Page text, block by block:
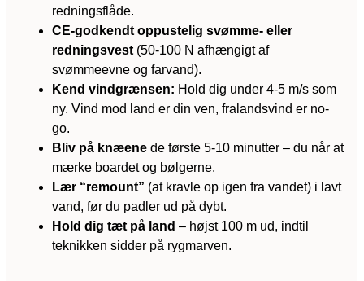
redningsflåde.
CE-godkendt oppustelig svømme- eller
redningsvest(50-100 N afhængigt af
svømmeevne og farvand).
Kend vindgrænsen: Hold dig under 4-5 m/s som
ny. Vind mod land er din ven, fralandsvind er no-
go.
Bliv på knæene de første 5-10 minutter – du når at
mærke boardet og bølgerne.
Lær “remount” (at kravle op igen fra vandet) i lavt
vand, før du padler ud på dybt.
Hold dig tæt på land – højst 100 m ud, indtil
teknikken sidder på rygmarven.